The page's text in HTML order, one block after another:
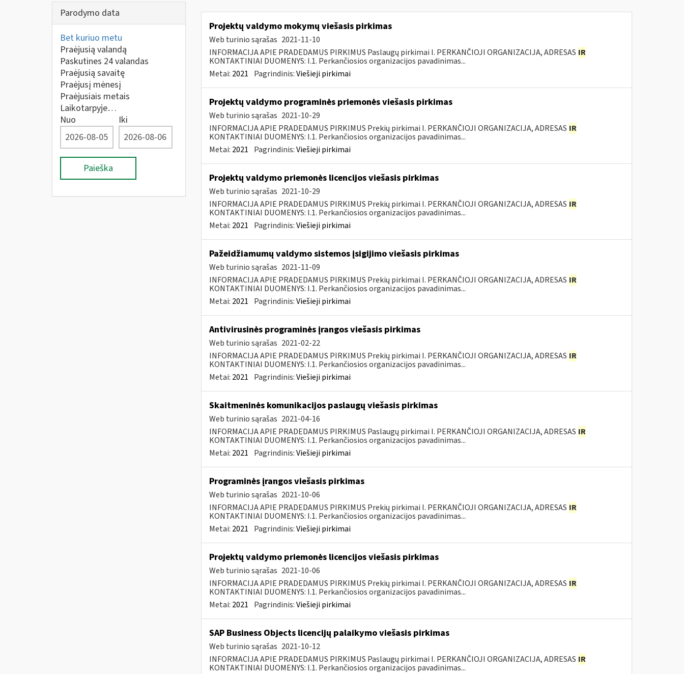
Parodymo data
Bet kuriuo metu
Praėjusią valandą
Paskutines 24 valandas
Praėjusią savaitę
Praėjusį mėnesį
Praėjusiais metais
Laikotarpyje…
Nuo
Iki
Paieška
Projektų valdymo mokymų viešasis pirkimas
Web turinio sąrašas 2021-11-10
INFORMACIJA APIE PRADEDAMUS PIRKIMUS Paslaugų pirkimai I. PERKANČIOJI ORGANIZACIJA, ADRESAS IR
KONTAKTINIAI DUOMENYS: I.1. Perkančiosios organizacijos pavadinimas...
Metai: 2021 Pagrindinis:Viešieji pirkimai
Projektų valdymo programinės priemonės viešasis pirkimas
Web turinio sąrašas 2021-10-29
INFORMACIJA APIE PRADEDAMUS PIRKIMUS Prekių pirkimai I. PERKANČIOJI ORGANIZACIJA, ADRESAS IR
KONTAKTINIAI DUOMENYS: I.1. Perkančiosios organizacijos pavadinimas...
Metai: 2021 Pagrindinis:Viešieji pirkimai
Projektų valdymo priemonės licencijos viešasis pirkimas
Web turinio sąrašas 2021-10-29
INFORMACIJA APIE PRADEDAMUS PIRKIMUS Prekių pirkimai I. PERKANČIOJI ORGANIZACIJA, ADRESAS IR
KONTAKTINIAI DUOMENYS: I.1. Perkančiosios organizacijos pavadinimas...
Metai: 2021 Pagrindinis:Viešieji pirkimai
Pažeidžiamumų valdymo sistemos įsigijimo viešasis pirkimas
Web turinio sąrašas 2021-11-09
INFORMACIJA APIE PRADEDAMUS PIRKIMUS Prekių pirkimai I. PERKANČIOJI ORGANIZACIJA, ADRESAS IR
KONTAKTINIAI DUOMENYS: I.1. Perkančiosios organizacijos pavadinimas...
Metai: 2021 Pagrindinis:Viešieji pirkimai
Antivirusinės programinės įrangos viešasis pirkimas
Web turinio sąrašas 2021-02-22
INFORMACIJA APIE PRADEDAMUS PIRKIMUS Prekių pirkimai I. PERKANČIOJI ORGANIZACIJA, ADRESAS IR
KONTAKTINIAI DUOMENYS: I.1. Perkančiosios organizacijos pavadinimas...
Metai: 2021 Pagrindinis:Viešieji pirkimai
Skaitmeninės komunikacijos paslaugų viešasis pirkimas
Web turinio sąrašas 2021-04-16
INFORMACIJA APIE PRADEDAMUS PIRKIMUS Paslaugų pirkimai I. PERKANČIOJI ORGANIZACIJA, ADRESAS IR
KONTAKTINIAI DUOMENYS: I.1. Perkančiosios organizacijos pavadinimas...
Metai: 2021 Pagrindinis:Viešieji pirkimai
Programinės įrangos viešasis pirkimas
Web turinio sąrašas 2021-10-06
INFORMACIJA APIE PRADEDAMUS PIRKIMUS Prekių pirkimai I. PERKANČIOJI ORGANIZACIJA, ADRESAS IR
KONTAKTINIAI DUOMENYS: I.1. Perkančiosios organizacijos pavadinimas...
Metai: 2021 Pagrindinis:Viešieji pirkimai
Projektų valdymo priemonės licencijos viešasis pirkimas
Web turinio sąrašas 2021-10-06
INFORMACIJA APIE PRADEDAMUS PIRKIMUS Prekių pirkimai I. PERKANČIOJI ORGANIZACIJA, ADRESAS IR
KONTAKTINIAI DUOMENYS: I.1. Perkančiosios organizacijos pavadinimas...
Metai: 2021 Pagrindinis:Viešieji pirkimai
SAP Business Objects licencijų palaikymo viešasis pirkimas
Web turinio sąrašas 2021-10-12
INFORMACIJA APIE PRADEDAMUS PIRKIMUS Paslaugų pirkimai I. PERKANČIOJI ORGANIZACIJA, ADRESAS IR
KONTAKTINIAI DUOMENYS: I.1. Perkančiosios organizacijos pavadinimas...